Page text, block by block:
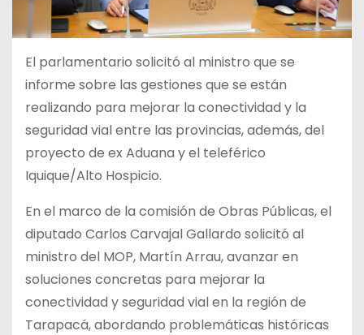
El parlamentario solicitó al ministro que se
informe sobre las gestiones que se están
realizando para mejorar la conectividad y la
seguridad vial entre las provincias, además, del
proyecto de ex Aduana y el teleférico
Iquique/Alto Hospicio.
En el marco de la comisión de Obras Públicas, el
diputado Carlos Carvajal Gallardo solicitó al
ministro del MOP, Martín Arrau, avanzar en
soluciones concretas para mejorar la
conectividad y seguridad vial en la región de
Tarapacá, abordando problemáticas históricas